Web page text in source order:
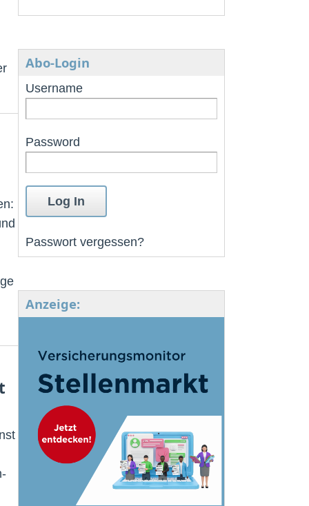
Abo-Login
Username
Password
Passwort vergessen?
Anzeige: